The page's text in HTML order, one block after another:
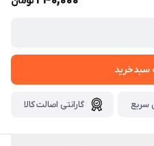
سبدخرید
سریع گارانتی اصالت کالا